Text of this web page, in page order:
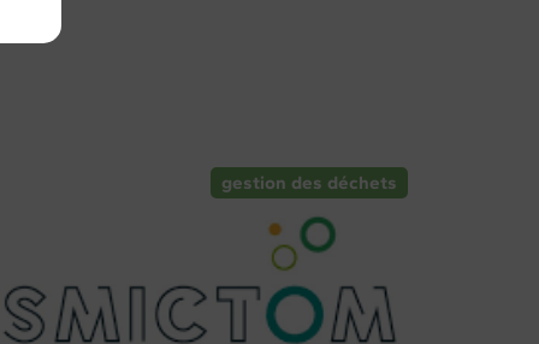
gestion des déchets